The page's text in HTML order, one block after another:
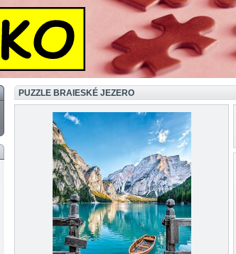
PUZZLE BRAIESKÉ JEZERO